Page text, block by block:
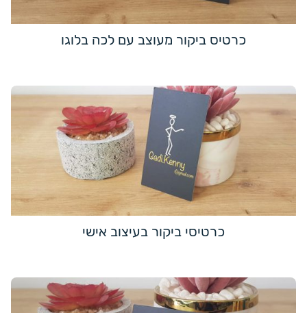
כרטיס ביקור מעוצב עם לכה בלוגו
כרטיסי ביקור בעיצוב אישי